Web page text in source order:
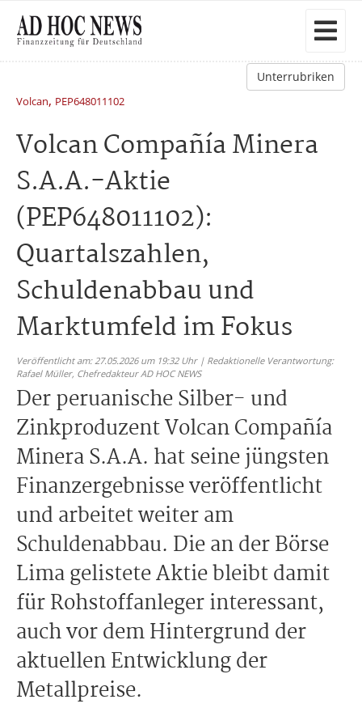
Unterrubriken
Volcan, PEP648011102
Volcan Compañía Minera
S.A.A.-Aktie
(PEP648011102):
Quartalszahlen,
Schuldenabbau und
Marktumfeld im Fokus
Veröffentlicht am: 27.05.2026 um 19:32 Uhr | Redaktionelle Verantwortung:
Rafael Müller, Chefredakteur AD HOC NEWS
Der peruanische Silber- und
Zinkproduzent Volcan Compañía
Minera S.A.A. hat seine jüngsten
Finanzergebnisse veröffentlicht
und arbeitet weiter am
Schuldenabbau. Die an der Börse
Lima gelistete Aktie bleibt damit
für Rohstoffanleger interessant,
auch vor dem Hintergrund der
aktuellen Entwicklung der
Metallpreise.